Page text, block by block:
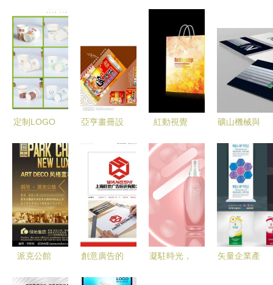
定制LOGO
計 一次搞
定品打響量
與高效傳播
的秘密武器
亞亨畫冊設
庫代理代
辦，賦能視
覺創新無界
紅動視覺
告的創意密
碼
礦山機械與
觀設計的關
鍵詞解析與
代理代辦指
南
派克公館
創意廣告的
凝駐時光，
矢量企業產